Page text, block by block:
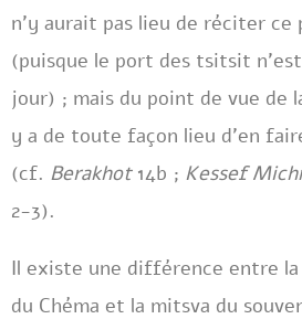
n’y aurait pas lieu de réciter ce
(puisque le port des tsitsit
jour) ; mais du point de vue de
y a de toute façon lieu d’en
(cf. Berakhot14b ; Kessef
2-3).
Il existe une différence entre
du Chéma et la mitsva du